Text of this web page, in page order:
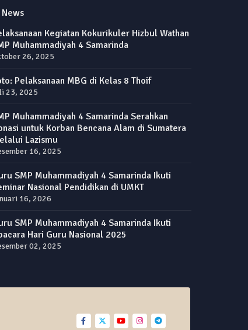
Kegiatan Kokurikuler Hizbul Wathan
Muhammadiyah 4 Samarinda
26, 2025
Pelaksanaan MBG di Kelas 8 Thoif
23, 2025
Muhammadiyah 4 Samarinda Serahkan
untuk Korban Bencana Alam di Sumatera
Lazismu
16, 2025
SMP Muhammadiyah 4 Samarinda Ikuti
Nasional Pendidikan di UMKT
16, 2026
SMP Muhammadiyah 4 Samarinda Ikuti
Hari Guru Nasional 2025
02, 2025